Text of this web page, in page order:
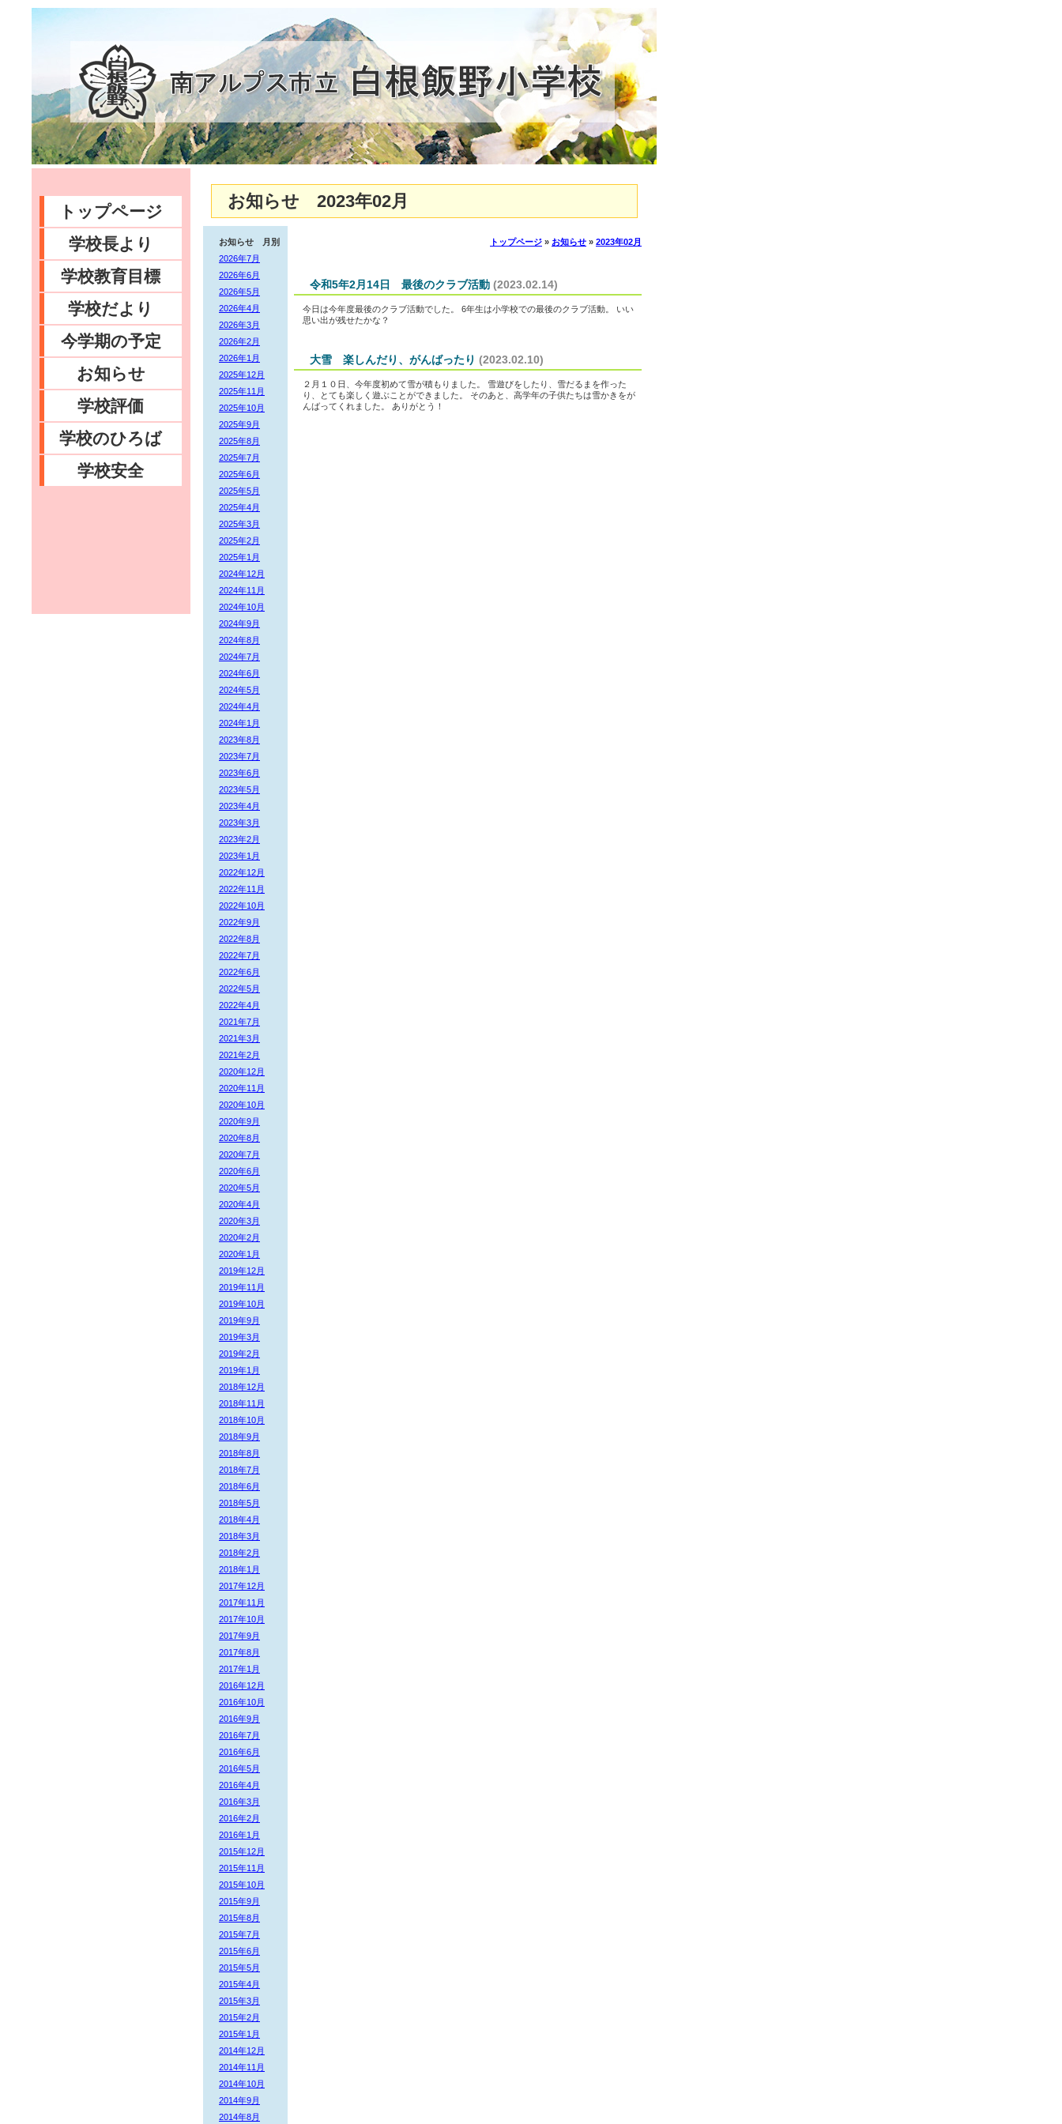
トップページ
学校長より
学校教育目標
学校だより
今学期の予定
お知らせ
学校評価
学校のひろば
学校安全
お知らせ 2023年02月
お知らせ 月別
2026年7月
2026年6月
2026年5月
2026年4月
2026年3月
2026年2月
2026年1月
2025年12月
2025年11月
2025年10月
2025年9月
2025年8月
2025年7月
2025年6月
2025年5月
2025年4月
2025年3月
2025年2月
2025年1月
2024年12月
2024年11月
2024年10月
2024年9月
2024年8月
2024年7月
2024年6月
2024年5月
2024年4月
2024年1月
2023年8月
2023年7月
2023年6月
2023年5月
2023年4月
2023年3月
2023年2月
2023年1月
2022年12月
2022年11月
2022年10月
2022年9月
2022年8月
2022年7月
2022年6月
2022年5月
2022年4月
2021年7月
2021年3月
2021年2月
2020年12月
2020年11月
2020年10月
2020年9月
2020年8月
2020年7月
2020年6月
2020年5月
2020年4月
2020年3月
2020年2月
2020年1月
2019年12月
2019年11月
2019年10月
2019年9月
2019年3月
2019年2月
2019年1月
2018年12月
2018年11月
2018年10月
2018年9月
2018年8月
2018年7月
2018年6月
2018年5月
2018年4月
2018年3月
2018年2月
2018年1月
2017年12月
2017年11月
2017年10月
2017年9月
2017年8月
2017年1月
2016年12月
2016年10月
2016年9月
2016年7月
2016年6月
2016年5月
2016年4月
2016年3月
2016年2月
2016年1月
2015年12月
2015年11月
2015年10月
2015年9月
2015年8月
2015年7月
2015年6月
2015年5月
2015年4月
2015年3月
2015年2月
2015年1月
2014年12月
2014年11月
2014年10月
2014年9月
2014年8月
トップページ » お知らせ » 2023年02月
令和5年2月14日 最後のクラブ活動 (2023.02.14)
今日は今年度最後のクラブ活動でした。 6年生は小学校での最後のクラブ活動。 いい
思い出が残せたかな？
大雪 楽しんだり、がんばったり (2023.02.10)
２月１０日、今年度初めて雪が積もりました。 雪遊びをしたり、雪だるまを作った
り、とても楽しく遊ぶことができました。 そのあと、高学年の子供たちは雪かきをが
んばってくれました。 ありがとう！